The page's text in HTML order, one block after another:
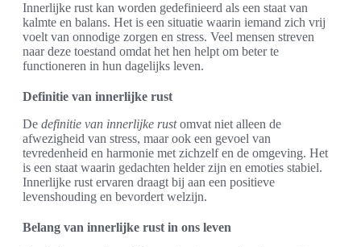
Innerlijke rust kan worden gedefinieerd als een staat van
kalmte en balans. Het is een situatie waarin iemand zich vrij
voelt van onnodige zorgen en stress. Veel mensen streven
naar deze toestand omdat het hen helpt om beter te
functioneren in hun dagelijks leven.
Definitie van innerlijke rust
De definitie van innerlijke rustomvat niet alleen de
afwezigheid van stress, maar ook een gevoel van
tevredenheid en harmonie met zichzelf en de omgeving. Het
is een staat waarin gedachten helder zijn en emoties stabiel.
Innerlijke rust ervaren draagt bij aan een positieve
levenshouding en bevordert welzijn.
Belang van innerlijke rust in ons leven